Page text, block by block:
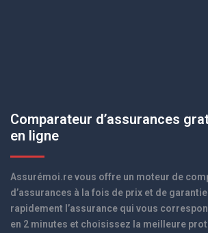
Comparateur d’assurances
en ligne
Assurémoi.re vous offre un moteur de
d’assurances à la fois de prix et de
rapidement l’assurance qui vous
en 2 minutes et choisissez la meilleure